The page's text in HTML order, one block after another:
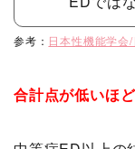
参考： 日本性機能学会
合計点が低いほ